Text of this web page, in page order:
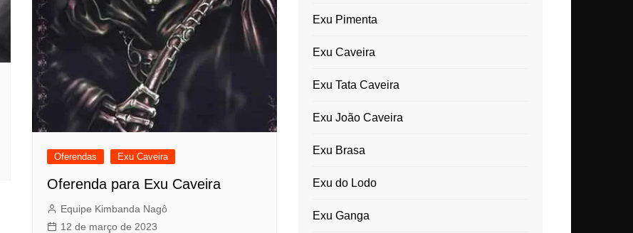
Oferendas Exu Caveira
Oferenda para Exu Caveira
Equipe Kimbanda Nagô
12 de março de 2023
Exu Pimenta
Exu Caveira
Exu Tata Caveira
Exu João Caveira
Exu Brasa
Exu do Lodo
Exu Ganga